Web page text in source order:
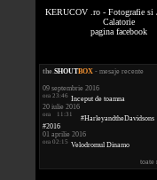
KERUCOV .ro - Fotografie si
Calatorie
pagina facebook
the.SHOUTBOX - mesaje recente
09 septembrie 2016
ora 23:46 Inceput de toamna
20 iulie 2016
ora 11:31
#2016
01 aprilie 2016
ora 02:15 Velodromul Dinamo
toate